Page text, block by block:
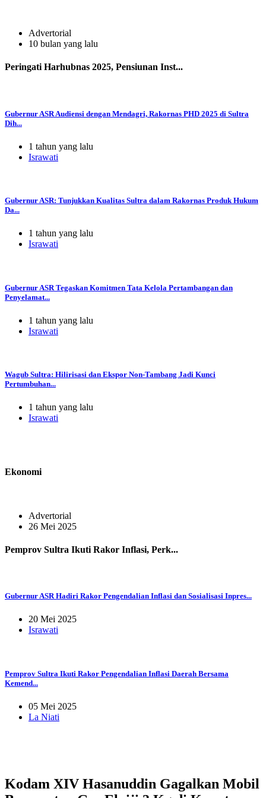
Advertorial
10 bulan yang lalu
Peringati Harhubnas 2025, Pensiunan Inst...
Gubernur ASR Audiensi dengan Mendagri, Rakornas PHD 2025 di Sultra
Dih...
1 tahun yang lalu
Israwati
Gubernur ASR: Tunjukkan Kualitas Sultra dalam Rakornas Produk Hukum
Da...
1 tahun yang lalu
Israwati
Gubernur ASR Tegaskan Komitmen Tata Kelola Pertambangan dan
Penyelamat...
1 tahun yang lalu
Israwati
Wagub Sultra: Hilirisasi dan Ekspor Non-Tambang Jadi Kunci
Pertumbuhan...
1 tahun yang lalu
Israwati
Ekonomi
Advertorial
26 Mei 2025
Pemprov Sultra Ikuti Rakor Inflasi, Perk...
Gubernur ASR Hadiri Rakor Pengendalian Inflasi dan Sosialisasi Inpres...
20 Mei 2025
Israwati
Pemprov Sultra Ikuti Rakor Pengendalian Inflasi Daerah Bersama
Kemend...
05 Mei 2025
La Niati
Kodam XIV Hasanuddin Gagalkan Mobil